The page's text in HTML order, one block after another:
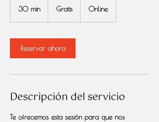
30 min
m
i
Gratis Online
Reservar ahora
Descripción del servicio
Te ofrecemos esta sesión para que nos